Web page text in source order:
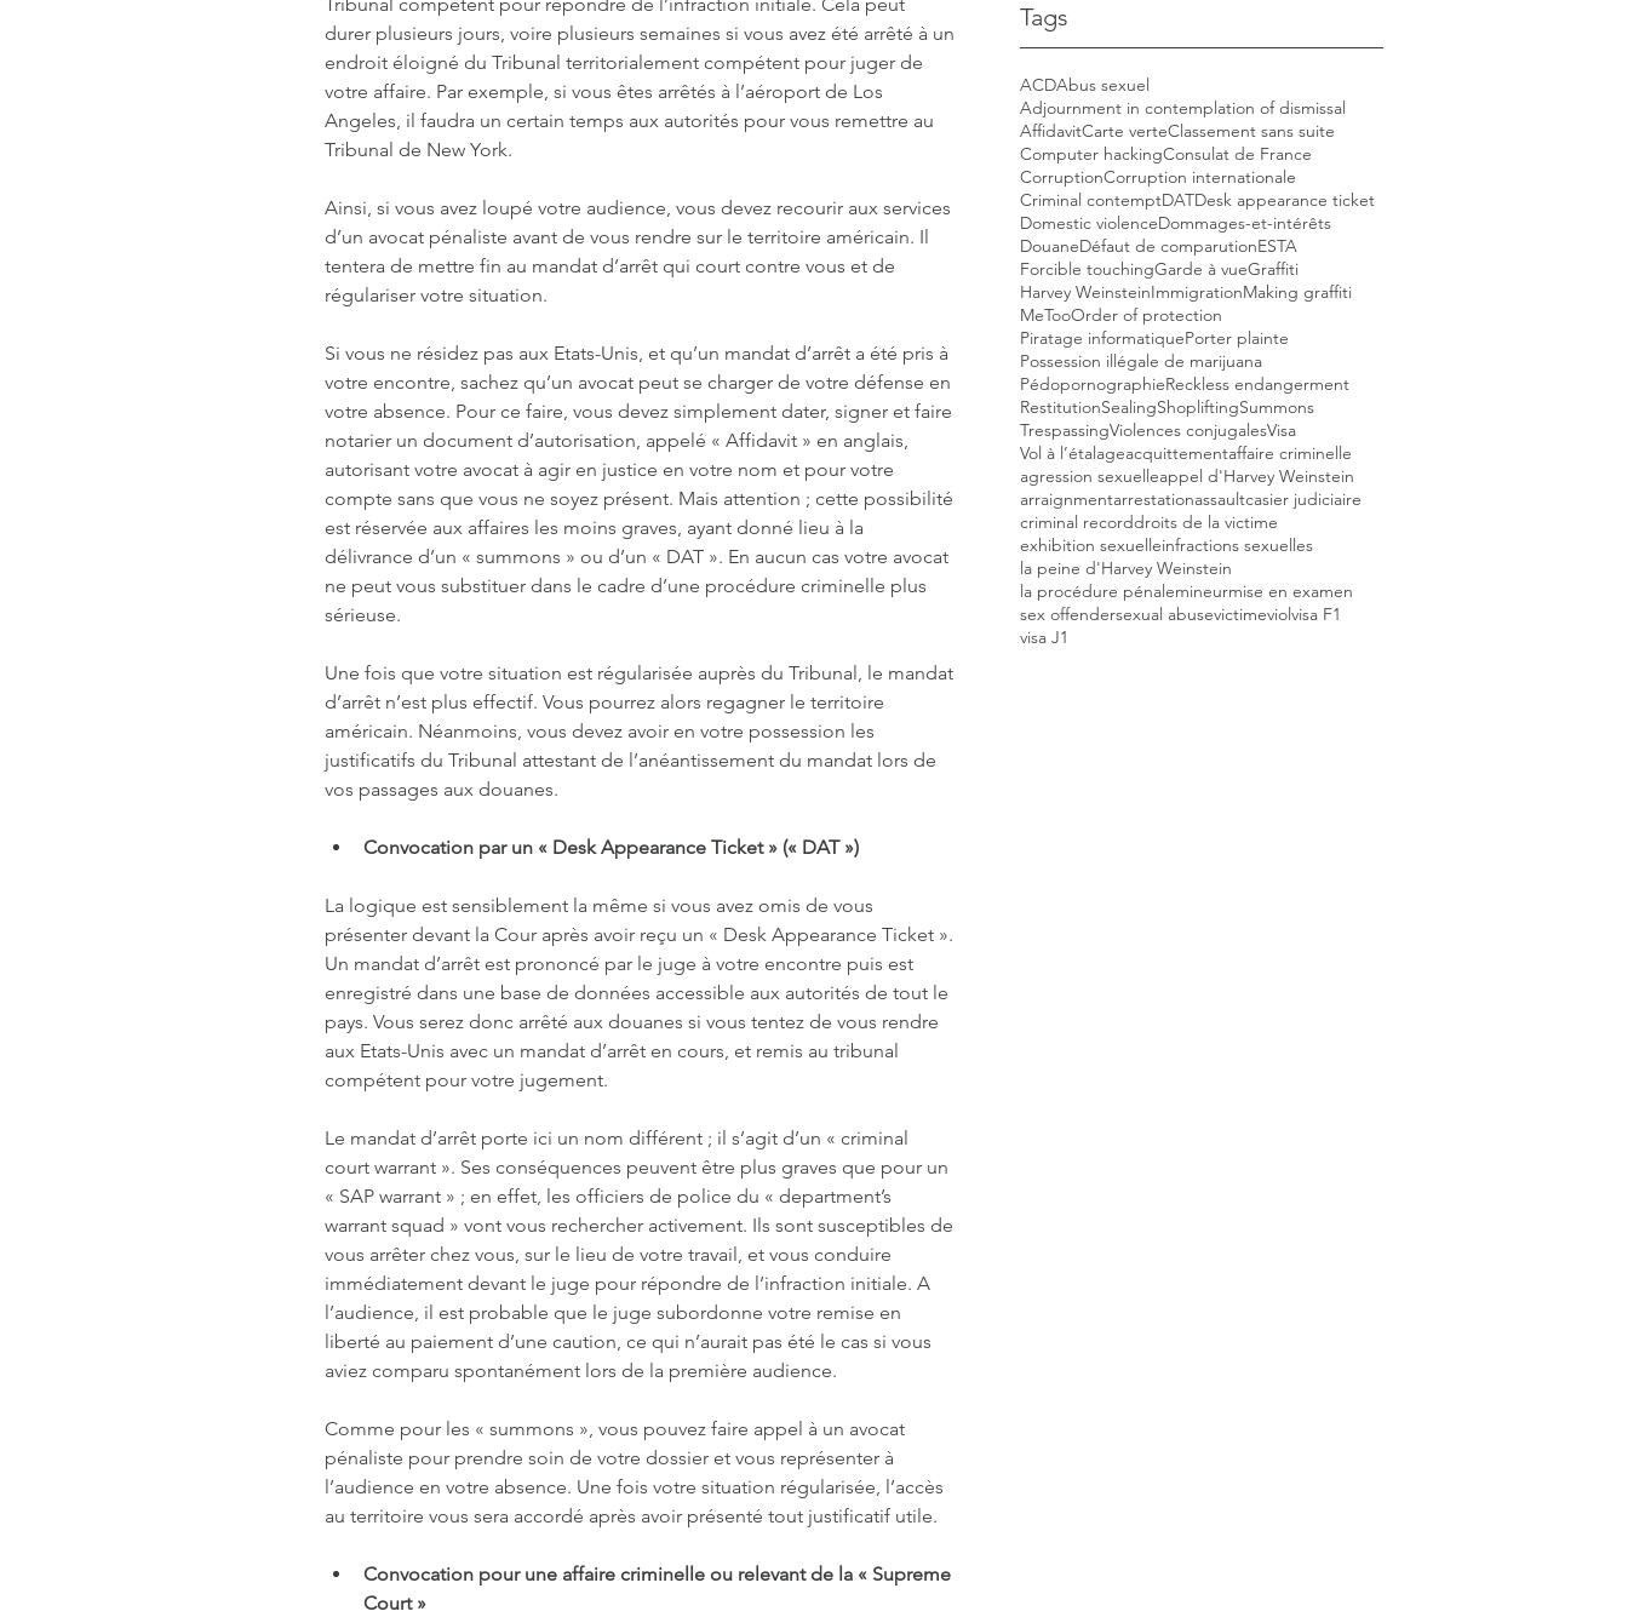
Tags
ACDAbus sexuel
Adjournment in contemplation of dismissal
AffidavitCarte verteClassement sans suite
Computer hackingConsulat de France
CorruptionCorruption internationale
Criminal contemptDATDesk appearance ticket
Domestic violenceDommages-et-intérêts
DouaneDéfaut de comparutionESTA
Forcible touchingGarde à vueGraffiti
Harvey WeinsteinImmigrationMaking graffiti
MeTooOrder of protection
Piratage informatiquePorter plainte
Possession illégale de marijuana
PédopornographieReckless endangerment
RestitutionSealingShopliftingSummons
TrespassingViolences conjugalesVisa
Vol à l’étalageacquittementaffaire criminelle
agression sexuelleappel d'Harvey Weinstein
arraignmentarrestationassaultcasier judiciaire
criminal recorddroits de la victime
exhibition sexuelleinfractions sexuelles
la peine d'Harvey Weinstein
la procédure pénalemineurmise en examen
sex offendersexual abusevictimeviolvisa F1
visa J1
durer plusieurs jours, voire plusieurs semaines si vous avez été arrêté à un
endroit éloigné du Tribunal territorialement compétent pour juger de
votre affaire. Par exemple, si vous êtes arrêtés à l’aéroport de Los
Angeles, il faudra un certain temps aux autorités pour vous remettre au
Tribunal de New York.
Ainsi, si vous avez loupé votre audience, vous devez recourir aux services
d’un avocat pénaliste avant de vous rendre sur le territoire américain. Il
tentera de mettre fin au mandat d’arrêt qui court contre vous et de
régulariser votre situation.
Si vous ne résidez pas aux Etats-Unis, et qu’un mandat d’arrêt a été pris à
votre encontre, sachez qu’un avocat peut se charger de votre défense en
votre absence. Pour ce faire, vous devez simplement dater, signer et faire
notarier un document d’autorisation, appelé « Affidavit » en anglais,
autorisant votre avocat à agir en justice en votre nom et pour votre
compte sans que vous ne soyez présent. Mais attention ; cette possibilité
est réservée aux affaires les moins graves, ayant donné lieu à la
délivrance d’un « summons » ou d’un « DAT ». En aucun cas votre avocat
ne peut vous substituer dans le cadre d’une procédure criminelle plus
sérieuse.
Une fois que votre situation est régularisée auprès du Tribunal, le mandat
d’arrêt n’est plus effectif. Vous pourrez alors regagner le territoire
américain. Néanmoins, vous devez avoir en votre possession les
justificatifs du Tribunal attestant de l’anéantissement du mandat lors de
vos passages aux douanes.
Convocation par un « Desk Appearance Ticket » (« DAT »)
La logique est sensiblement la même si vous avez omis de vous
présenter devant la Cour après avoir reçu un « Desk Appearance Ticket ».
Un mandat d’arrêt est prononcé par le juge à votre encontre puis est
enregistré dans une base de données accessible aux autorités de tout le
pays. Vous serez donc arrêté aux douanes si vous tentez de vous rendre
aux Etats-Unis avec un mandat d’arrêt en cours, et remis au tribunal
compétent pour votre jugement.
Le mandat d’arrêt porte ici un nom différent ; il s’agit d’un « criminal
court warrant ». Ses conséquences peuvent être plus graves que pour un
« SAP warrant » ; en effet, les officiers de police du « department’s
warrant squad » vont vous rechercher activement. Ils sont susceptibles de
vous arrêter chez vous, sur le lieu de votre travail, et vous conduire
immédiatement devant le juge pour répondre de l’infraction initiale. A
l’audience, il est probable que le juge subordonne votre remise en
liberté au paiement d’une caution, ce qui n’aurait pas été le cas si vous
aviez comparu spontanément lors de la première audience.
Comme pour les « summons », vous pouvez faire appel à un avocat
pénaliste pour prendre soin de votre dossier et vous représenter à
l’audience en votre absence. Une fois votre situation régularisée, l’accès
au territoire vous sera accordé après avoir présenté tout justificatif utile.
Convocation pour une affaire criminelle ou relevant de la « Supreme
Court »